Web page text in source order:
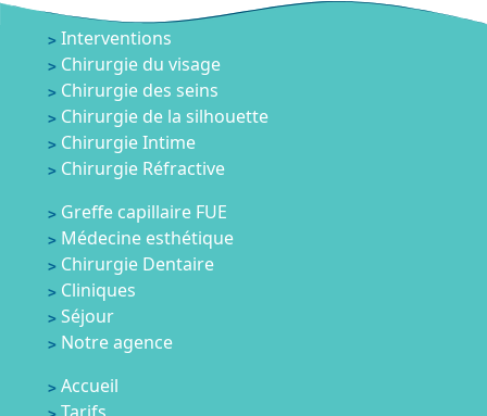
Interventions
Chirurgie du visage
Chirurgie des seins
Chirurgie de la silhouette
Chirurgie Intime
Chirurgie Réfractive
Greffe capillaire FUE
Médecine esthétique
Chirurgie Dentaire
Cliniques
Séjour
Notre agence
Accueil